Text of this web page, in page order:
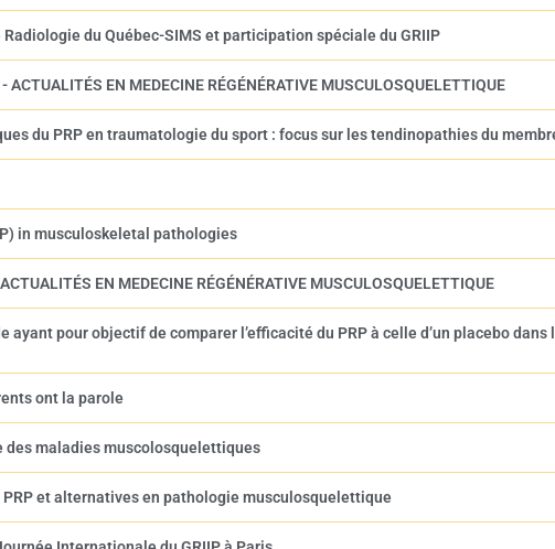
du Québec-SIMS et participation spéciale du GRIIP
EN MEDECINE RÉGÉNÉRATIVE MUSCULOSQUELETTIQUE
du PRP en traumatologie du sport : focus sur les tendinopathies du
in musculoskeletal pathologies
EN MEDECINE RÉGÉNÉRATIVE MUSCULOSQUELETTIQUE
ayant pour objectif de comparer l’efficacité du PRP à celle d’un placebo dans
ont la parole
des maladies muscolosquelettiques
et alternatives en pathologie musculosquelettique